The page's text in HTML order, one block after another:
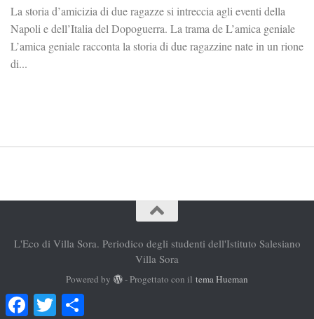
La storia d’amicizia di due ragazze si intreccia agli eventi della
Napoli e dell’Italia del Dopoguerra. La trama de L’amica geniale
L’amica geniale racconta la storia di due ragazzine nate in un rione
di...
L'Eco di Villa Sora. Periodico degli studenti dell'Istituto Salesiano
Villa Sora
Powered by - Progettato con iltema Hueman
FacebookTwitter